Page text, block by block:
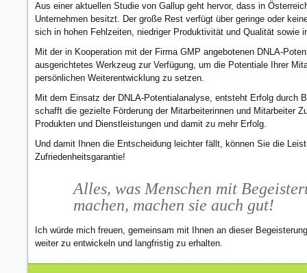
Aus einer aktuellen Studie von Gallup geht hervor, dass in
Unternehmen besitzt. Der große Rest verfügt über geringe oder
sich in hohen Fehlzeiten, niedriger Produktivität und Qualität sowie
Mit der in Kooperation mit der Firma GMP angebotenen DNLA-
ausgerichtetes Werkzeug zur Verfügung, um die Potentiale Ihrer
persönlichen Weiterentwicklung zu setzen.
Mit dem Einsatz der DNLA-Potentialanalyse, entsteht Erfolg durch
schafft die gezielte Förderung der Mitarbeiterinnen und Mitarbeiter
Produkten und Dienstleistungen und damit zu mehr Erfolg.
Und damit Ihnen die Entscheidung leichter fällt, können Sie die
Zufriedenheitsgarantie!
Alles, was Menschen mit
machen, machen sie auch gut!
Ich würde mich freuen, gemeinsam mit Ihnen an dieser
weiter zu entwickeln und langfristig zu erhalten.